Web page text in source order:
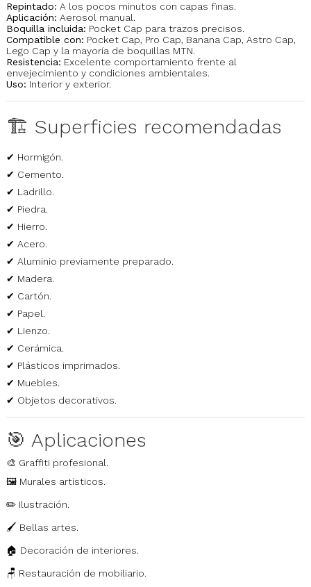
Repintado: A los pocos minutos con capas finas.
Aplicación: Aerosol manual.
Boquilla incluida: Pocket Cap para trazos precisos.
Compatible con: Pocket Cap, Pro Cap, Banana Cap, Astro Cap,
Lego Cap y la mayoría de boquillas MTN.
Resistencia: Excelente comportamiento frente al
envejecimiento y condiciones ambientales.
Uso: Interior y exterior.
🏗️ Superficies recomendadas
✔ Hormigón.
✔ Cemento.
✔ Ladrillo.
✔ Piedra.
✔ Hierro.
✔ Acero.
✔ Aluminio previamente preparado.
✔ Madera.
✔ Cartón.
✔ Papel.
✔ Lienzo.
✔ Cerámica.
✔ Plásticos imprimados.
✔ Muebles.
✔ Objetos decorativos.
🎯 Aplicaciones
🎨 Graffiti profesional.
🖼️ Murales artísticos.
✏️ Ilustración.
🖌️ Bellas artes.
🏠 Decoración de interiores.
🪑 Restauración de mobiliario.